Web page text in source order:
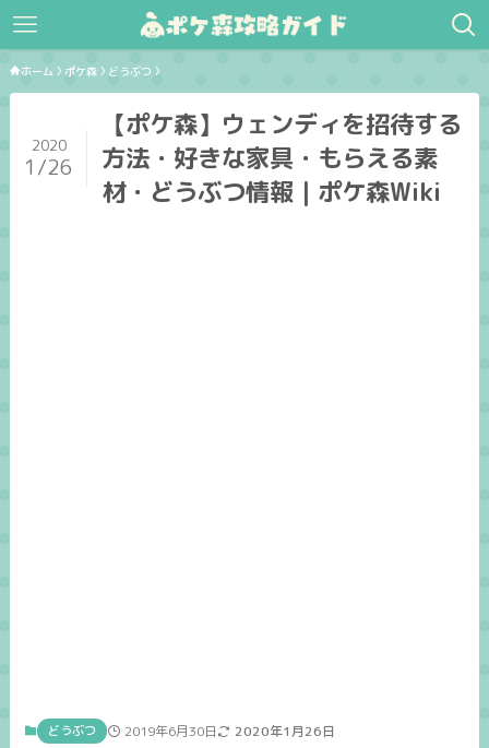
ホーム ポケ森 どうぶつ
【ポケ森】ウェンディを招待する
方法・好きな家具・もらえる素
材・どうぶつ情報｜ポケ森Wiki
2020
1/26
どうぶつ 2019年6月30日 2020年1月26日